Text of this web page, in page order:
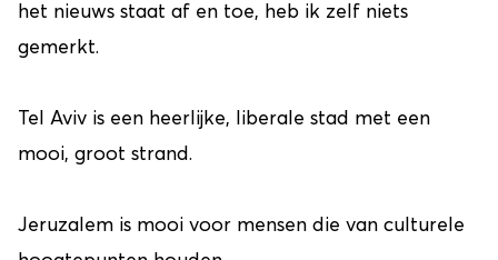
het nieuws staat af en toe, heb ik zelf niets
gemerkt.
Tel Aviv is een heerlijke, liberale stad met een
mooi, groot strand.
Jeruzalem is mooi voor mensen die van culturele